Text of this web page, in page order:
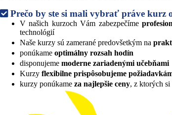
Prečo by ste si mali vybrať práve kurz
V našich kurzoch Vám zabezpečíme
technológií
Naše kurzy sú zamerané predovšetkým na
ponúkame optimálny rozsah hodín
disponujeme moderne zariadenými učebňami
Kurzy flexibilne prispôsobujeme
kurzy ponúkame za najlepšie ceny, z ktorých